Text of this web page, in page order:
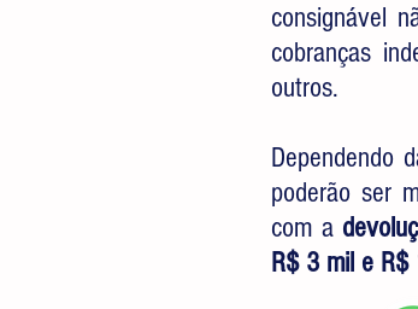
consignável
cobranças
outros.
Dependendo
poderão ser
com a
R$ 3 mil e R$